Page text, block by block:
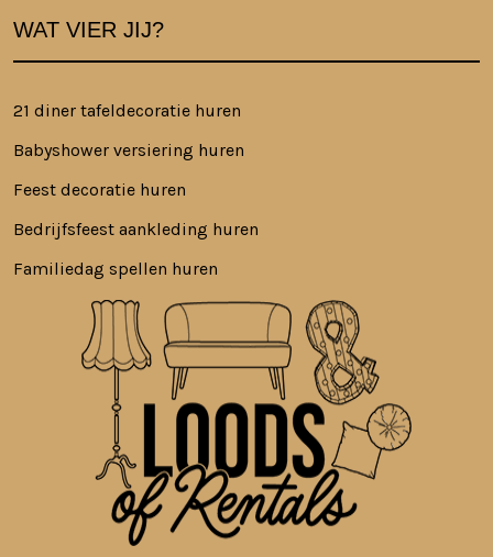
WAT VIER JIJ?
21 diner tafeldecoratie huren
Babyshower versiering huren
Feest decoratie huren
Bedrijfsfeest aankleding huren
Familiedag spellen huren